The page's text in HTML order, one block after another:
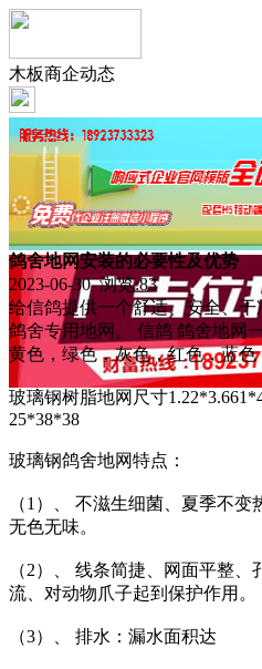
木板商企动态
鸽舍地网安装的必要性及优势
2023-06-30 浏览:83
给信鸽提供一个舒适、安全、干
鸽舍专用地网。 信鸽 鸽舍地网
黄色，绿色，灰色，红色，蓝
玻璃钢树脂地网尺寸
25*38*38
玻璃钢鸽舍地网特点：
（1）、 不滋生细菌、夏季不变
无色无味。
（2）、 线条简捷、网面平整
流、对动物爪子起到保护作用。
（3）、 排水：漏水面积达